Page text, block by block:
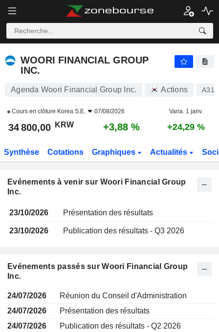
WOORI FINANCIAL GROUP INC.
WOORI FINANCIAL GROUP
INC.
Agenda Woori Financial Group Inc. Actions
Cours en clôture Korea S.E. 07/08/2026 Varia. 1 janv.
34 800,00 KRW +3,88 % +24,29 %
Synthèse Cotations Graphiques Actualités
Evénements à venir sur Woori Financial Group
Inc.
23/10/2026 Présentation des résultats
23/10/2026 Publication des résultats - Q3 2026
Evénements passés sur Woori Financial Group
Inc.
24/07/2026
Réunion du Conseil d'Administration
24/07/2026
Présentation des résultats
24/07/2026
Publication des résultats - Q2 2026